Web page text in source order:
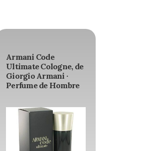
Armani Code
Ultimate Cologne, de
Giorgio Armani ·
Perfume de Hombre